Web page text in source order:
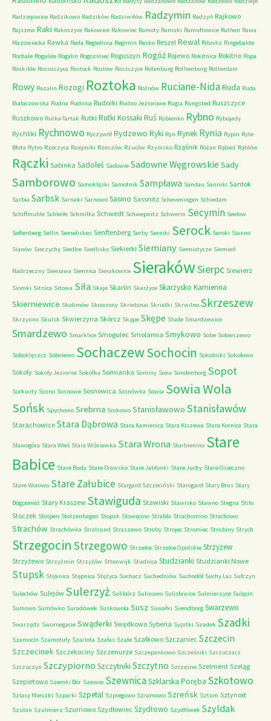
Radziejowice Radzikowo Radzików Radziwiłów Radzymin Radzyń Rajkowo
Rajszew Raki Rakoszyce Rakowice Rakowiec Ramoty Ramuki Ramułtowice Rathen Rawa
Mazowiecka Rawka Reda Regielnica Regimin Resko Reszel Rewal Ribnitz Ringebalde
Rochale Rogalice Rogalin Rogoziniec Roguszyn Rogóż Rojewo Rokitnica Rokitno Ropa
Roskilde Rossoszyca Rostock Rostow Roszczyce Rotenburg Rothenburg Rotterdam
Rowy Rozalin Rozogi Roztoka Rożnów Ruciane-NidaRuda Ruda
Białaczowska Rudna Rudnica Rudniki Rudno Jeziorowe Rugia Rungsted Ruszczyce
Ruszkowo Rutka-Tartak Rutki Rutki Kossaki Ruś Rybienko Rybno Rybojady
Rychliki Rychnowo Ryczywół Rydzewo Ryki Ryn Rynek Rynia Rypin Ryte
Błota Rytro Rzeczyca Rzepniki Rzeszów Rzuców Rzymsko Rząśnik Różan Rąbież Rąblów
Rączki Sabinka Sadoleś Sadowie Sadowne Węgrowskie Sady
Samborowo Samoklęski Samotnik Sampława Sandau Sanniki Santok
Sarbia Sarbsk Sarnaki Sarnowo Sasino Sassnitz Scheveningen Schiedam
Schiffmuhle Schleife Schmilka Schwedt Schwepnitz Schwerin Secymin Seelow
Seftenberg Sellin Semeliskes Senftenberg Serby Serniki Serock Seroki Sianno
Sianów Sieczychy Siedlce Siedlisko Siekierki Siemiany Siemiatycze Siemień
Nadrzeczny Sieniawa Siennica Sierakowice SierakówSierpc Siewierz
Siomki Sitnica Sitowa Siła Skaje Skarlin Skarżyce Skarżysko Kamienna
Skierniewice Skolimów Skowrony Skriebinai Skrudki Skrwilno Skrzeszew
Skrzynno Skulsk Skwierzyna Skórcz Skąpe Skępe Slude Smardzewice
Smardzewo Smarklice Smogulec Smolarnia Smykowo Sobe Sobieszewo
Soboklęszcz Sobolewo SochaczewSochocin Sokolniki Sokołowo
Sokoły Sokoły Jeziorne Sokółka Somianka Sominy Sona Sondenborg Sopot
Sorkwity Sosno Sosnowe Sosnowica Sosnówka Sowia Sowia Wola
Sońsk Spychowo Srebrna Srokowo Stanisławowo Stanisławów
Starachowice Stara Dąbrowa Stara Kamienica Stara Kiszewa Stara Kornica Stara
Sławogóra Stara Wieś Stara Wiśniewka Stara Wrona Starbienino Stare
Babice Stare Budy Stare Drawsko Stare Jabłonki Stare Juchy Stare Osieczno
Stare Worowo Stare Załubice Stargard Szczeciński Starogard Stary Brus Stary
Bógpomóż Stary Kraszew Stawiguda Stawiski Stawisko Stawno Stegna Stilo
Stoczek Stolpen Stolzenhagen Stopsk Stowęcino Strabla Strachomino Strachowo
Strachów Strachówka Stralsund Straszewo Stroby Strojec Stromiec Strubiny Strych
Strzegocin Strzegowo Strzelce Strzelce Opolskie Strzyżew
Strzyżewo Strzyżmin Strzyżów Sttenwijk Studnica Studzianki Studzianki Nowe
Stupsk Stęknica Stępnica Stężyca Suchacz Suchedniów Suchodół Suchy Las Sufczyn
Sulechów Sulejów Sulerzyż Sulibórz Sulinowo Sulisławice Sulmierzyce Sulęcin
Sumowo Sumówko Suradówek Suskowola Susz Suwałki Svendborg Swarzewo
Swarzędz Swornegacie Swąderki Swędkowo Syberia Sypitki Szadek Szadki
Szamocin Szamotuły Szarlota Szałas Szałe Szałkowo Szczaniec Szczecin
Szczecinek Szczekociny Szczenurze Szczepankowo Szcześniki Szczuczarz
Szczuczyn Szczypiorno Szczytniki Szczytno Szczęsne Szelment Szeląg
Szepietowo Szeroki Bór Szewce SzewnicaSzklarska Poręba Szkotowo
Szlasy Mieszki Szparki Szpetal Szpiegowo Szramowo Szreńsk Sztum Sztynort
Szubin Szulmierz Szumowo Szydłowiec Szydłowo Szydłówek Szyldak